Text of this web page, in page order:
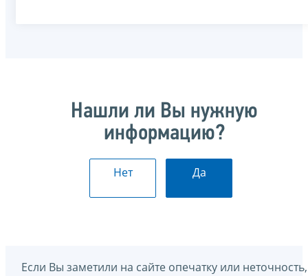
Нашли ли Вы нужную
информацию?
Нет Да
Если Вы заметили на сайте опечатку или неточность,